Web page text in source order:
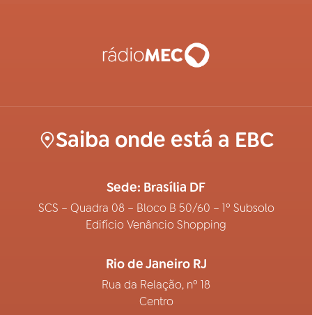
Saiba onde está a EBC
Sede: Brasília DF
SCS – Quadra 08 – Bloco B 50/60 – 1º Subsolo
Edifício Venâncio Shopping
Rio de Janeiro RJ
Rua da Relação, nº 18
Centro